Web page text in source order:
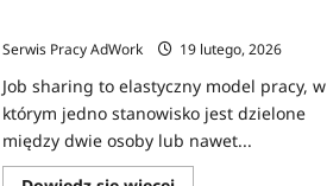
Serwis Pracy AdWork
19 lutego, 2026
Job sharing to elastyczny model pracy, w
którym jedno stanowisko jest dzielone
między dwie osoby lub nawet...